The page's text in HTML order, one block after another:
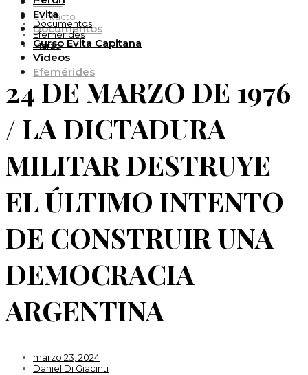
Contacto
Evita
Documentos
Curso Evita Capitana
Videos
Efemérides
Documentos
Efemérides
Marzo
24 DE MARZO DE 1976
/ LA DICTADURA
MILITAR DESTRUYE
EL ÚLTIMO INTENTO
DE CONSTRUIR UNA
DEMOCRACIA
ARGENTINA
marzo 23, 2024
Daniel Di Giacinti